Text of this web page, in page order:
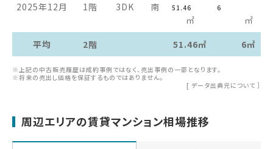
2025年12月 1階 3DK 南 51.46
㎡
6
㎡
平均
2階 51.46㎡ 6㎡
※上記の中古販売履歴は成約事例ではなく、売出事例の一部となります。
※将来の売出し価格を保証するものではありません。
[ データ出典元について ］
周辺エリアの賃貸マンション相場推移